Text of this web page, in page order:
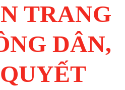
TRANG
DÂN,